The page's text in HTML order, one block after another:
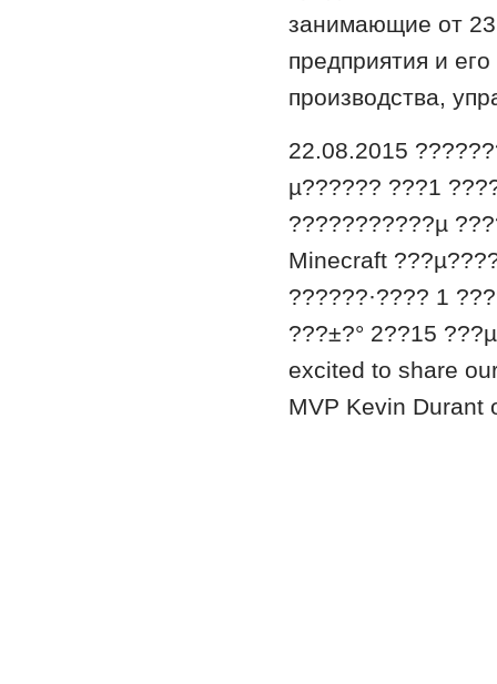
занимающие от
предприятия и
производства,
22.08.2015
µ?????? ???1
???????????µ
Minecraft
?­?????·???? 1
???±?° 2??15
excited to share
MVP Kevin Durant